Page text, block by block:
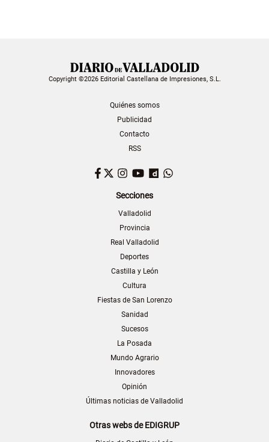
Copyright ©2026 Editorial Castellana de Impresiones, S.L.
Quiénes somos
Publicidad
Contacto
RSS
Facebook
TwitterInstagram
YouTubeDailymotion
Secciones
Valladolid
Provincia
Real Valladolid
Deportes
Castilla y León
Cultura
Fiestas de San Lorenzo
Sanidad
Sucesos
La Posada
Mundo Agrario
Innovadores
Opinión
Últimas noticias de Valladolid
Otras webs de EDIGRUP